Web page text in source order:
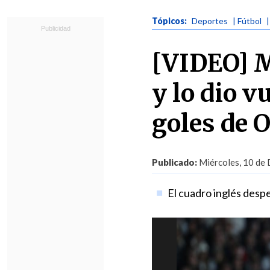
Tópicos: Deportes | Fútbol
[VIDEO]
y lo dio
goles de
Publicado: Miércoles, 10 de
El cuadro inglés